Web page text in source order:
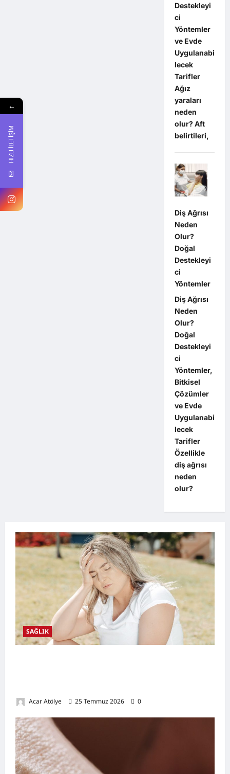
Destekleyi
ci
Yöntemler
ve Evde
Uygulanabi
lecek
Tarifler
Ağız
yaraları
neden
olur? Aft
belirtileri,
Diş Ağrısı
Neden
Olur?
Doğal
Destekleyi
ci
Yöntemler
Diş Ağrısı
Neden
Olur?
Doğal
Destekleyi
ci
Yöntemler,
Bitkisel
Çözümler
ve Evde
Uygulanabi
lecek
Tarifler
Özellikle
diş ağrısı
neden
olur?
SAĞLIK
Acar Atölye 25 Temmuz 2026 0
←
HIZLI İLETİŞİM